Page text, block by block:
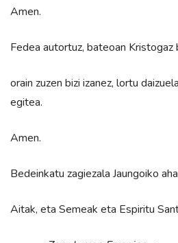
Amen.
Fedea autortuz, bateoan Kristogaz
orain zuzen bizi izanez, lortu
egitea.
Amen.
Bedeinkatu zagiezala Jaungoiko
Aitak, eta Semeak eta Espiritu